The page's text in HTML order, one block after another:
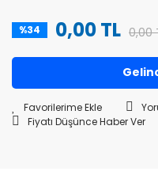
%34 0,00 TL 0,00
Fiyatı Düşünce Haber Ver